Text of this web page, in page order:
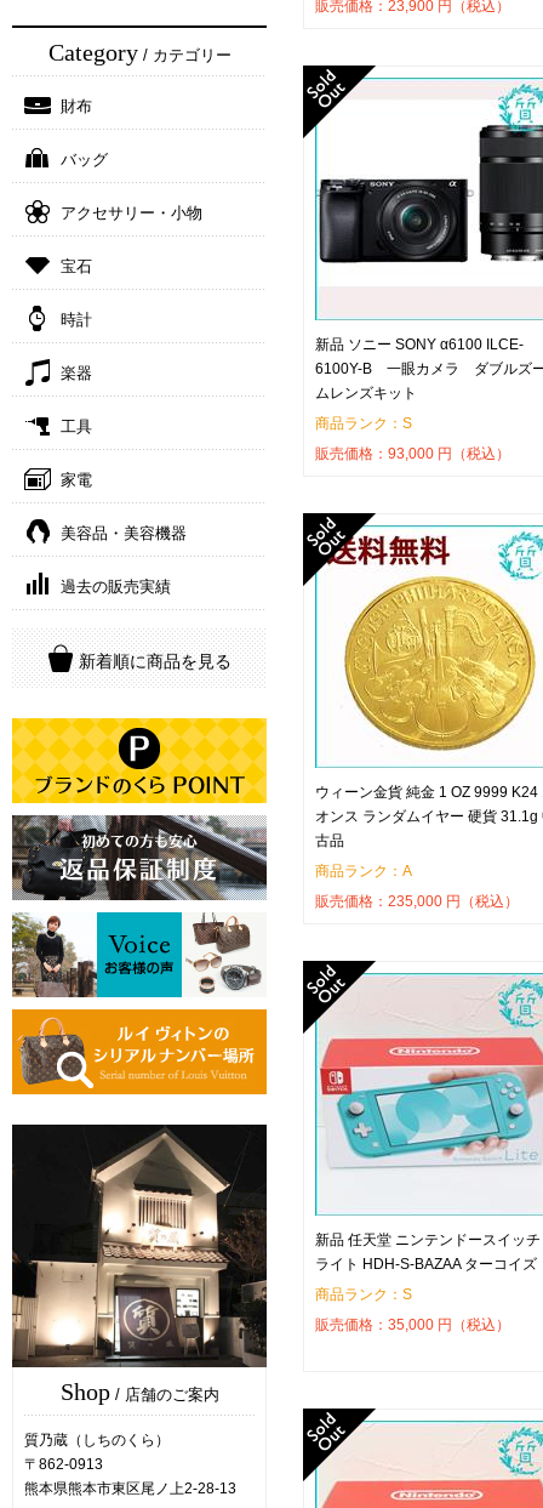
Category/ カテゴリー
財布
バッグ
アクセサリー・小物
宝石
時計
楽器
工具
家電
美容品・美容機器
過去の販売実績
新着順に商品を見る
Shop/ 店舗のご案内
質乃蔵（しちのくら）
〒862-0913
熊本県熊本市東区尾ノ上2-28-13
販売価格： 23,900 円（税込）
新品 ソニー SONY α6100 ILCE-
6100Y-B 一眼カメラ ダブルズ
ムレンズキット
商品ランク：S
販売価格： 93,000 円（税込）
ウィーン金貨 純金 1 OZ 9999 K24
オンス ランダムイヤー 硬貨 31.1g
古品
商品ランク：A
販売価格： 235,000 円（税込）
新品 任天堂 ニンテンドースイッチ
ライト HDH-S-BAZAA ターコイズ
商品ランク：S
販売価格： 35,000 円（税込）